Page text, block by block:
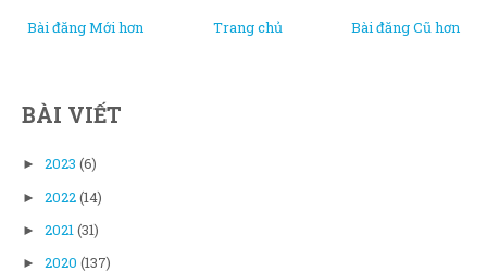
Bài đăng Mới hơn Bài đăng Cũ hơn
Trang chủ
BÀI VIẾT
► 2023 (6)
► 2022(14)
► 2021(31)
► 2020 (137)